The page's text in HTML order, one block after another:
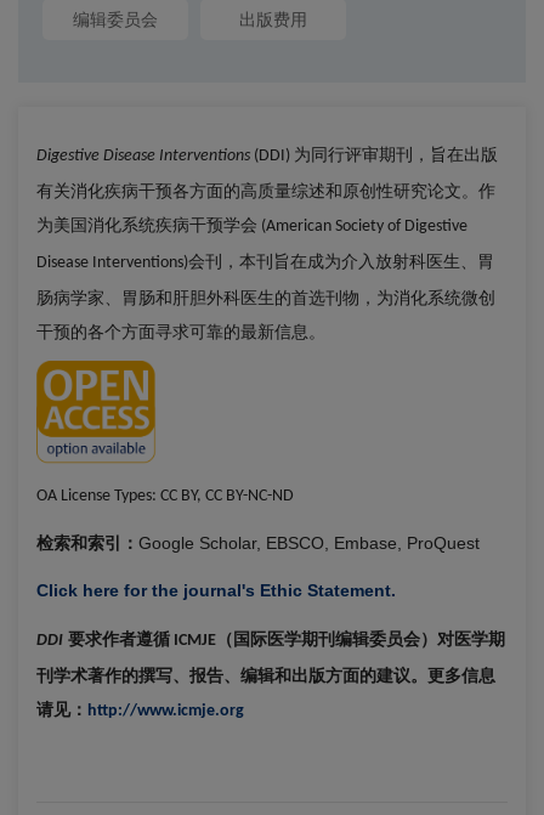
编辑委员会 出版费用
Digestive Disease Interventions (DDI) 为同行评审期刊，旨在出版
有关消化疾病干预各方面的高质量综述和原创性研究论文。作
为美国消化系统疾病干预学会 (American Society of Digestive
Disease Interventions)会刊
，本刊旨在成为介入放射科医生、胃
肠病学家、胃肠和肝胆外科医生的首选刊物，为消化系统微创
干预的各个方面寻求可靠的最新信息。
OA License Types: CC BY, CC BY-NC-ND
检索和索引： Google Scholar, EBSCO, Embase, ProQuest
Click here for the journal's Ethic Statement.
DDI 要求作者遵循 ICMJE （国际医学期刊编辑委员会）对医学期
刊学术著作的撰写、报告、编辑和出版方面的建议。更多信息
请见： http://www.icmje.org